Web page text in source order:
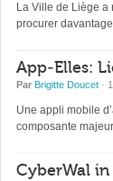
La Ville de Liège a
procurer
App-Elles:
Par Brigitte Doucet ·
Une appli mobile
composante
CyberWal